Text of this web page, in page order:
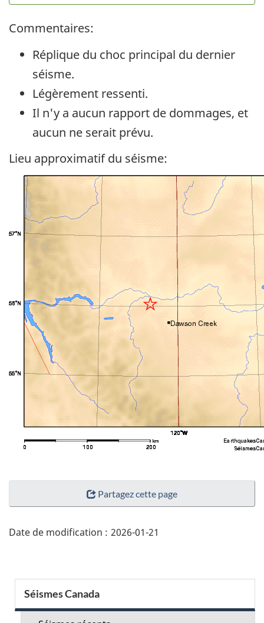
Commentaires:
Réplique du choc principal du dernier
séisme.
Légèrement ressenti.
Il n'y a aucun rapport de dommages, et
aucun ne serait prévu.
Lieu approximatif du séisme:
"Détails
page"
Partagez cette page
Date de modification : 2026-01-21
Menu
de
Séismes Canada